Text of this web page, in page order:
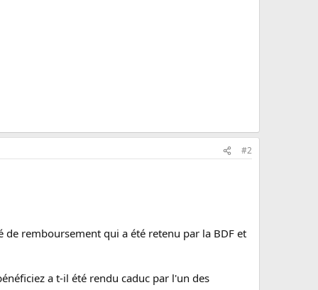
#2
de remboursement qui a été retenu par la BDF et
a t-il été rendu caduc par l'un des